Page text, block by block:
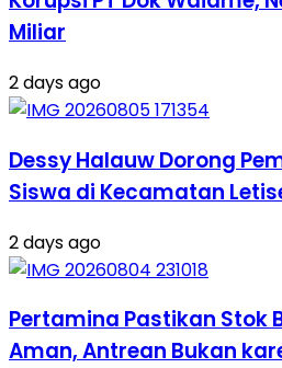
Miliar
2 days ago
Dessy Halauw Dorong
Siswa di Kecamatan
2 days ago
Pertamina Pastikan Stok
Aman, Antrean Bukan